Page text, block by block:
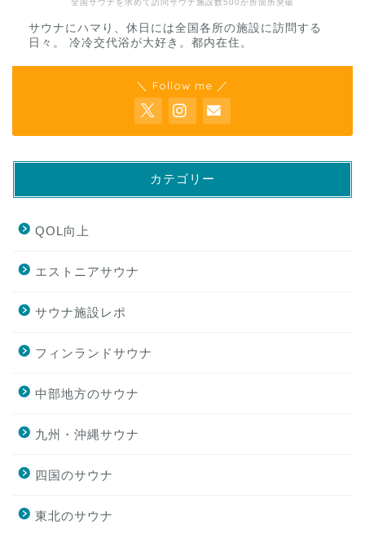
全国サウナを求めて訪問サウナ施設数500か所箇所突破
サウナにハマり、休日には全国各所の施設に訪問する
日々。 冷冷交代浴が大好き。都内在住。
＼ Follow me ／
カテゴリー
QOL向上
エストニアサウナ
サウナ施設レポ
フィンランドサウナ
中部地方のサウナ
九州・沖縄サウナ
四国のサウナ
東北のサウナ